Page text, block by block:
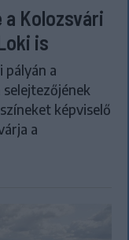
a Kolozsvári
is
pályán a
selejtezőjének
képviselő
a